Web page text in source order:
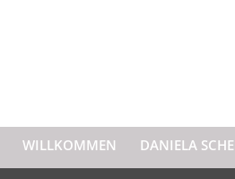
WILLKOMMEN DANIELA